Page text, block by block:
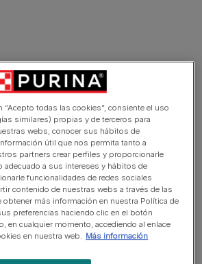
forma sana
de forma sana
“Acepto todas las cookies”, consiente el uso
similares) propias y de terceros para
webs, conocer sus hábitos de
útil que nos permita tanto a
partners crear perfiles y proporcionarle
adecuado a sus intereses y hábitos de
funcionalidades de redes sociales
contenido de nuestras webs a través de las
obtener más información en nuestra Política de
preferencias haciendo clic en el botón
en cualquier momento, accediendo al enlace
en nuestra web.
Más información